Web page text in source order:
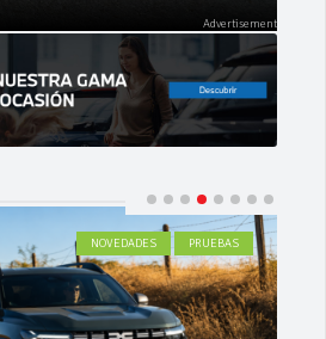
ACTUALIDAD